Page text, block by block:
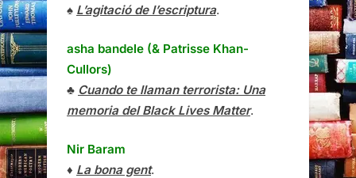
♠ L’agitació de l’escriptura.
asha bandele (& Patrisse Khan-
Cullors)
♣ Cuando te llaman terrorista: Una
memoria del Black Lives Matter.
Nir Baram
♦ La bona gent.